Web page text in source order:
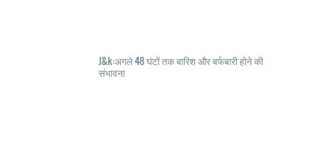
J&k:अगले 48 घंटों तक बारिश और बर्फबारी होने की
संभावना